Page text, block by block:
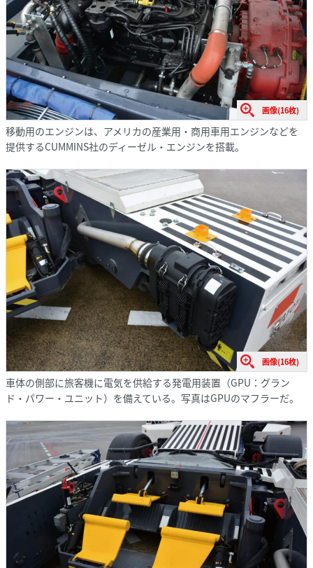
画像(16枚)
移動用のエンジンは、アメリカの産業用・商用車用エンジンなどを
提供するCUMMINS社のディーゼル・エンジンを搭載。
画像(16枚)
車体の側部に旅客機に電気を供給する発電用装置（GPU：グラン
ド・パワー・ユニット）を備えている。写真はGPUのマフラーだ。